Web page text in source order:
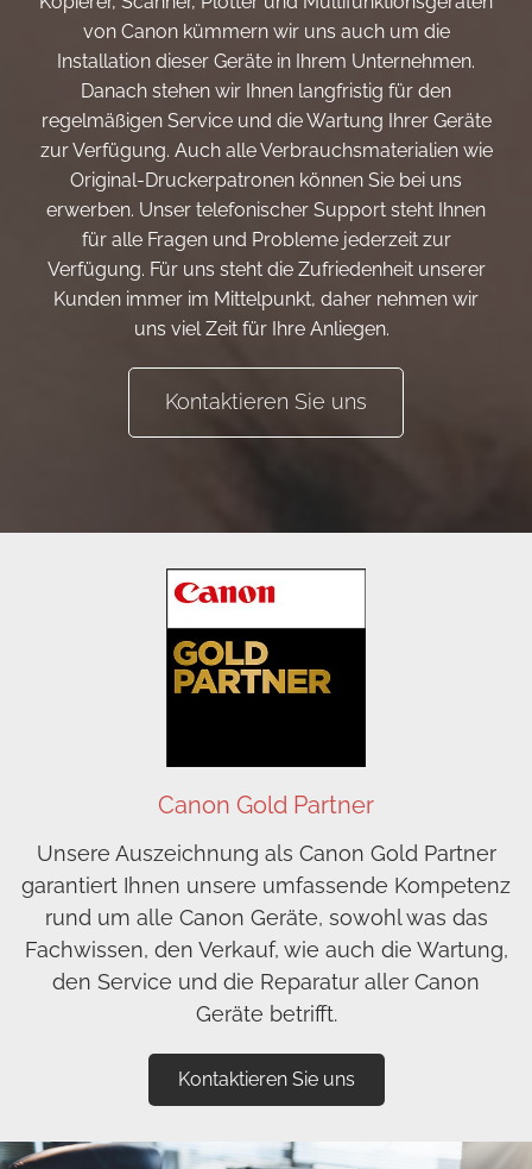
von Canon kümmern wir uns auch um die
Installation dieser Geräte in Ihrem Unternehmen.
Danach stehen wir Ihnen langfristig für den
regelmäßigen Service und die Wartung Ihrer Geräte
zur Verfügung. Auch alle Verbrauchsmaterialien wie
Original-Druckerpatronen können Sie bei uns
erwerben. Unser telefonischer Support steht Ihnen
für alle Fragen und Probleme jederzeit zur
Verfügung. Für uns steht die Zufriedenheit unserer
Kunden immer im Mittelpunkt, daher nehmen wir
uns viel Zeit für Ihre Anliegen.
Kontaktieren Sie uns
Canon Gold Partner
Unsere Auszeichnung als Canon Gold Partner
garantiert Ihnen unsere umfassende Kompetenz
rund um alle Canon Geräte, sowohl was das
Fachwissen, den Verkauf, wie auch die Wartung,
den Service und die Reparatur aller Canon
Geräte betrifft.
Kontaktieren Sie uns